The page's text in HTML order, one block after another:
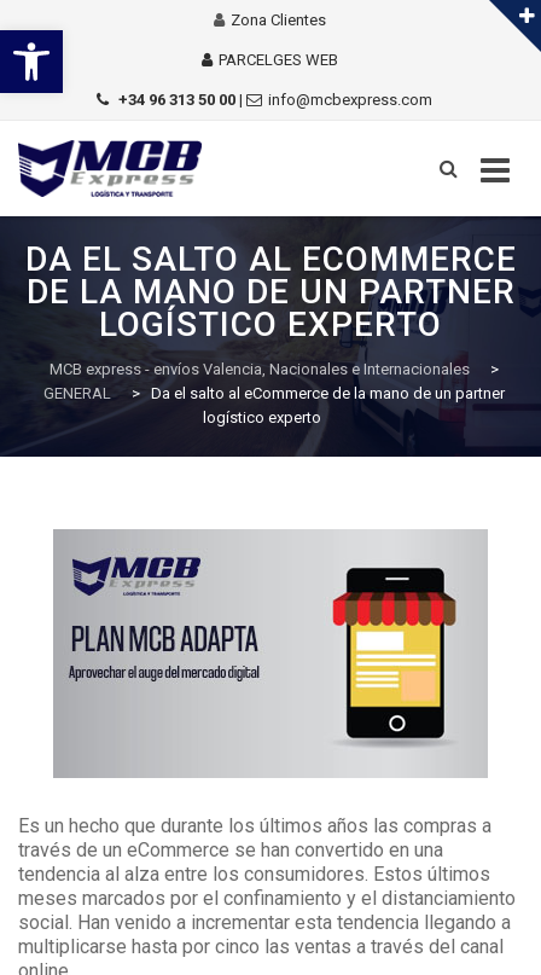
Abrir barra de herramientas Zona Clientes
PARCELGES WEB
+34 96 313 50 00 | info@mcbexpress.com
to
content
DA EL SALTO AL ECOMMERCE
DE LA MANO DE UN PARTNER
LOGÍSTICO EXPERTO
MCB express - envíos Valencia, Nacionales e Internacionales
>
GENERAL
> Da el salto al eCommerce de la mano de un partner
logístico experto
Es un hecho que durante los últimos años las compras a
través de un eCommerce se han convertido en una
tendencia al alza entre los consumidores. Estos últimos
meses marcados por el confinamiento y el distanciamiento
social. Han venido a incrementar esta tendencia llegando a
multiplicarse hasta por cinco las ventas a través del canal